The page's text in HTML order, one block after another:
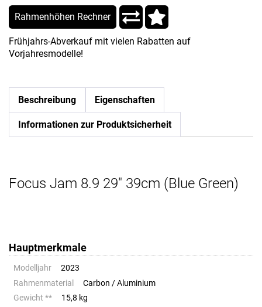
Rahmenhöhen Rechner
Frühjahrs-Abverkauf mit vielen Rabatten auf
Vorjahresmodelle!
Beschreibung Eigenschaften
Informationen zur Produktsicherheit
Focus Jam 8.9 29" 39cm (Blue Green)
Hauptmerkmale
Modelljahr
2023
Rahmenmaterial
Carbon / Aluminium
Gewicht **
15,8 kg